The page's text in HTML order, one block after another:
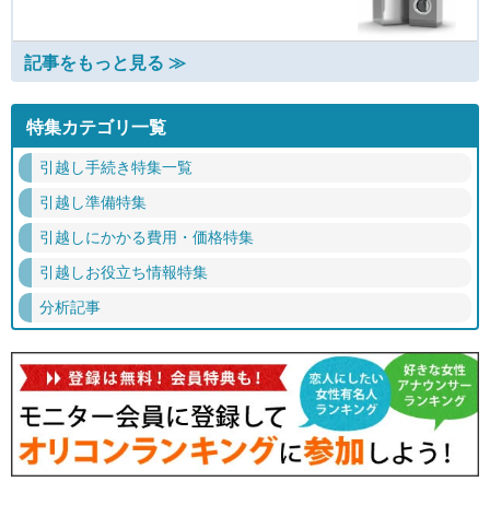
記事をもっと見る ≫
特集カテゴリ一覧
引越し手続き特集一覧
引越し準備特集
引越しにかかる費用・価格特集
引越しお役立ち情報特集
分析記事